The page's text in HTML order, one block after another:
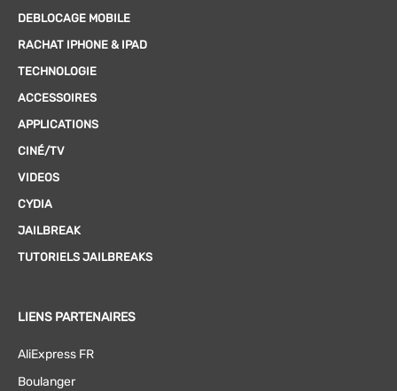
DEBLOCAGE MOBILE
RACHAT IPHONE & IPAD
TECHNOLOGIE
ACCESSOIRES
APPLICATIONS
CINÉ/TV
VIDEOS
CYDIA
JAILBREAK
TUTORIELS JAILBREAKS
LIENS PARTENAIRES
AliExpress FR
Boulanger